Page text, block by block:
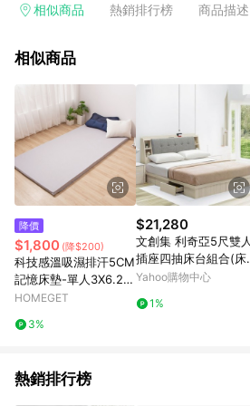
4. 不具回饋資格種類商品：電子禮券。 5. 回
錄，相關問題請於保留時間內聯絡客服中心，
提供簡單、快速、輕鬆的購物流程及體驗，
話題性或期間限定商品來滿足您的喜好。
相似商品 熱銷排行榜 商品描述
相似商品
降價
$1,800 (降$200)
科技感溫吸濕排汗5CM
記憶床墊-單人3X6.2尺
/ 低反發記憶床 / 柔軟
HOMEGET
3%
$21,280
文創集 利奇亞5尺雙人
插座四抽床台組合(床
頭箱＋四抽床底＋不含
m免組
Yahoo購物中心
1%
熱銷排行榜